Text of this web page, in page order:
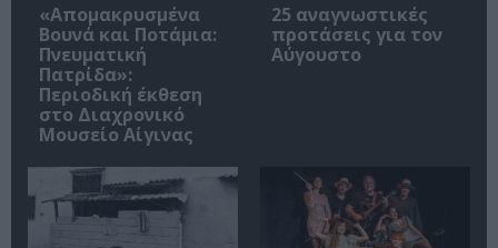
«Απομακρυσμένα
Βουνά και Ποτάμια:
Πνευματική
Πατρίδα»:
Περιοδική έκθεση
στο Διαχρονικό
Μουσείο Αίγινας
25 αναγνωστικές
προτάσεις για τον
Αύγουστο